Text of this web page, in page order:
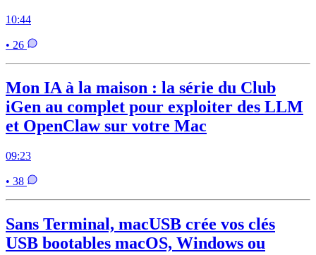
10:44
• 26
Mon IA à la maison : la série du Club
iGen au complet pour exploiter des LLM
et OpenClaw sur votre Mac
09:23
• 38
Sans Terminal, macUSB crée vos clés
USB bootables macOS, Windows ou